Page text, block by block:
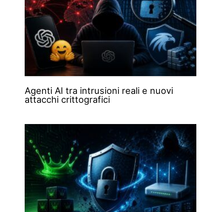
Agenti AI tra intrusioni reali e nuovi
attacchi crittografici